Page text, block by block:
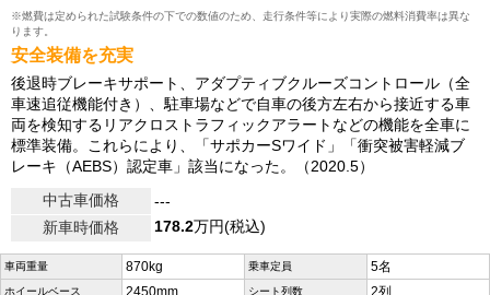
※燃費は定められた試験条件の下での数値のため、走行条件等により実際の燃料消費率は異な
ります。
安全装備を充実
後退時ブレーキサポート、アダプティブクルーズコントロール（全
車速追従機能付き）、駐車場などで自車の後方左右から接近する車
両を検知するリアクロストラフィックアラートなどの機能を全車に
標準装備。これらにより、「サポカーSワイド」「衝突被害軽減ブ
レーキ（AEBS）認定車」該当になった。（2020.5）
中古車価格
---
新車時価格
178.2万円(税込)
車両重量 870kg 乗車定員 5名
ホイールベース シート列数